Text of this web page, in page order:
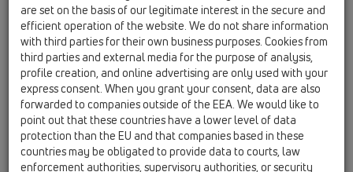
HL01092D
14 Zestawy izolacyjne/Nadstawki / Akcesoria / Części
zamienne / HL01092D
Uszczelka 202x218x6
HL01099D
14 Zestawy izolacyjne/Nadstawki / Akcesoria / Części
zamienne / HL01099D
Gumowa złączka do HL83.P, HL83.PP
are set on the basis of our legitimate interest in the secure and
efficient operation of the website. We do not share information
with third parties for their own business purposes. Cookies from
third parties and external media for the purpose of analysis,
profile creation, and online advertising are only used with your
express consent. When you grant your consent, data are also
forwarded to companies outside of the EEA. We would like to
point out that these countries have a lower level of data
protection than the EU and that companies based in these
countries may be obligated to provide data to courts, law
enforcement authorities, supervisory authorities, or security